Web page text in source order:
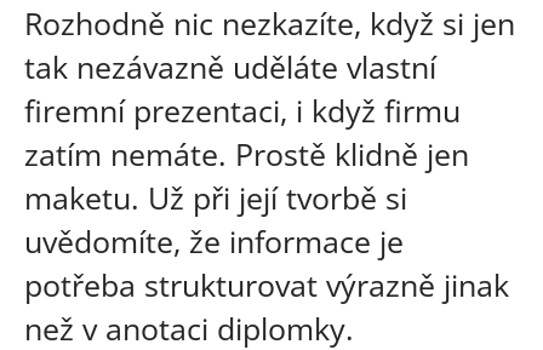
Rozhodně nic nezkazíte, když si jen
tak nezávazně uděláte vlastní
firemní prezentaci, i když firmu
zatím nemáte. Prostě klidně jen
maketu. Už při její tvorbě si
uvědomíte, že informace je
potřeba strukturovat výrazně jinak
než v anotaci diplomky.